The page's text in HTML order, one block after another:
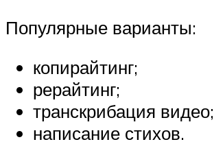
Популярные варианты:
копирайтинг;
рерайтинг;
транскрибация видео;
написание стихов.